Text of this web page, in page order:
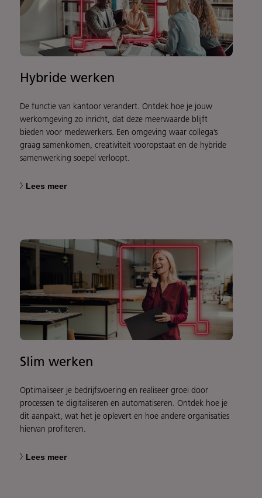
Hybride werken
De functie van kantoor verandert. Ontdek hoe je jouw
werkomgeving zo inricht, dat deze meerwaarde blijft
bieden voor medewerkers. Een omgeving waar collega’s
graag samenkomen, creativiteit vooropstaat en de hybride
samenwerking soepel verloopt.
Lees meer
Slim werken
Optimaliseer je bedrijfsvoering en realiseer groei door
processen te digitaliseren en automatiseren. Ontdek hoe je
dit aanpakt, wat het je oplevert en hoe andere organisaties
hiervan profiteren.
Lees meer